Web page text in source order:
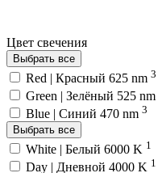
Цвет свечения
Выбрать все
Red | Красный 625 nm 3
Green | Зелёный 525 nm
Blue | Синий 470 nm 3
Выбрать все
White | Белый 6000 K 1
Day | Дневной 4000 K 1